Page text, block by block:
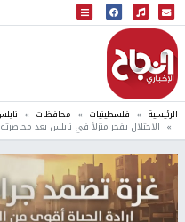
البث المباشر
إذاعة النجاح
الرئيسية فلسطينيات محافظات
الاحتلال يفجر منزلاً في نابلس بعد